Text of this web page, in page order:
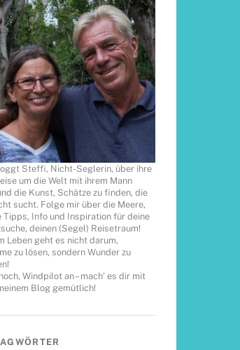
Steffi, Nicht-Seglerin, über ihre
um die Welt mit ihrem Mann
die Kunst, Schätze zu finden, die
sucht. Folge mir über die Meere,
Tipps, Info und Inspiration für deine
deinen (Segel) Reisetraum!
Leben geht es nicht darum,
zu lösen, sondern Wunder zu
Windpilot an – mach‘ es dir mit
Blog gemütlich!